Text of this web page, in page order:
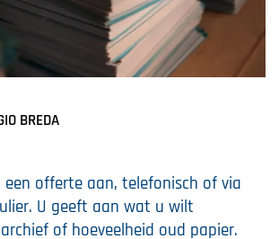
BREDA
een offerte aan, telefonisch of via
U geeft aan wat u wilt
of hoeveelheid oud papier.